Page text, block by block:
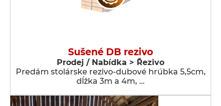
Sušené DB rezivo
Prodej / Nabídka > Řezivo
Predám stolárske rezivo-dubové hrúbka 5,5cm,
dĺžka 3m a 4m, …